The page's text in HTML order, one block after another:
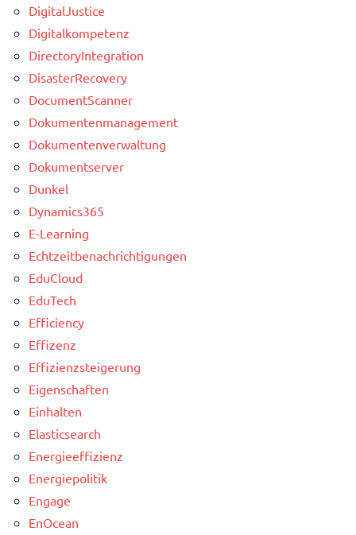
DigitalJustice
Digitalkompetenz
DirectoryIntegration
DisasterRecovery
DocumentScanner
Dokumentenmanagement
Dokumentenverwaltung
Dokumentserver
Dunkel
Dynamics365
E-Learning
Echtzeitbenachrichtigungen
EduCloud
EduTech
Efficiency
Effizenz
Effizienzsteigerung
Eigenschaften
Einhalten
Elasticsearch
Energieeffizienz
Energiepolitik
Engage
EnOcean